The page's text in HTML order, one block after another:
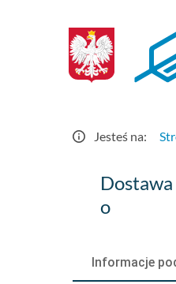
Postępowania
Jesteś na:
Dostawa
sprzętu
poradni
o
Informacje